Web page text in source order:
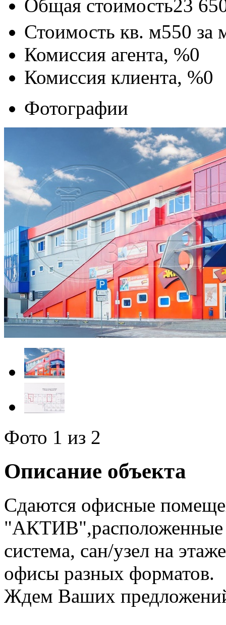
Общая стоимость23
Стоимость кв. м550 за
Комиссия агента, %0
Комиссия клиента, %0
Фотографии
Фото 1 из 2
Описание объекта
Сдаются офисные
"АКТИВ",расположенные
система, сан/узел на
офисы разных форматов.
Ждем Ваших